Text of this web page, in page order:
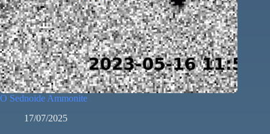
O Sednoide Ammonite
17/07/2025